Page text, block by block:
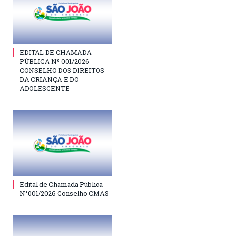
EDITAL DE CHAMADA
PÚBLICA Nº 001/2026
CONSELHO DOS DIREITOS
DA CRIANÇA E DO
ADOLESCENTE
Edital de Chamada Pública
N°001/2026 Conselho CMAS